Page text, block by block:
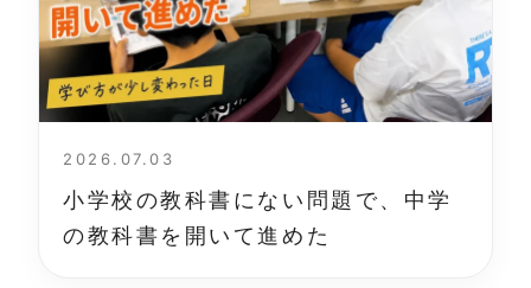
2026.07.03
小学校の教科書にない問題で、中学
の教科書を開いて進めた